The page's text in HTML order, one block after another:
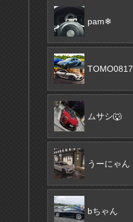
pam❄︎
TOMO0817
ムサシ🐺
うーにゃん
bちゃん